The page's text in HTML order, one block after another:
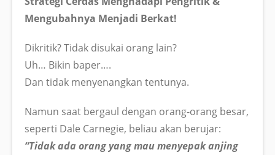
Mengubahnya Menjadi Berkat!
Dikritik? Tidak disukai orang lain?
Uh… Bikin baper….
Dan tidak menyenangkan tentunya.
Namun saat bergaul dengan orang-orang besar,
seperti Dale Carnegie, beliau akan berujar:
“Tidak ada orang yang mau menyepak anjing